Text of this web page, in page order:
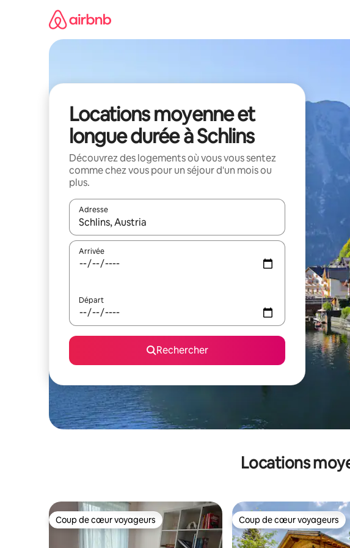
Locations moyenne et
longue durée à Schlins
Découvrez des logements où vous vous sentez
comme chez vous pour un séjour d'un mois ou
plus.
Adresse
Lorsque les résultats s'affichent, utilisez les flèches vers le haut et
Arrivée
Départ
Rechercher
Locations
Coup de cœur voyageurs
Coup de cœur voyageurs Coup de cœur voyageurs
Coup de cœur voyageurs